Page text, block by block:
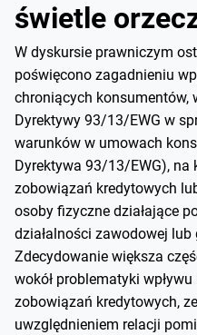
świetle
W dyskursie prawniczym
poświęcono zagadnieniu
chroniących konsumentów,
Dyrektywy 93/13/EWG w
warunków w umowach
Dyrektywa 93/13/EWG), na
zobowiązań kredytowych
osoby fizyczne działające
działalności zawodowej
Zdecydowanie większa
wokół problematyki
zobowiązań kredytowych,
uwzględnieniem relacji